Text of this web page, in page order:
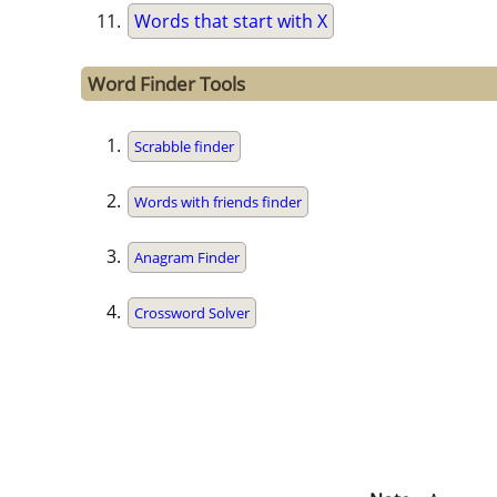
Words that start with X
Word Finder Tools
Scrabble finder
Words with friends finder
Anagram Finder
Crossword Solver